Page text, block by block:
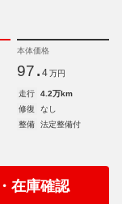
本体価格
97. 4 万円
走行
4.2万km
修復
なし
整備
法定整備付
在庫確認